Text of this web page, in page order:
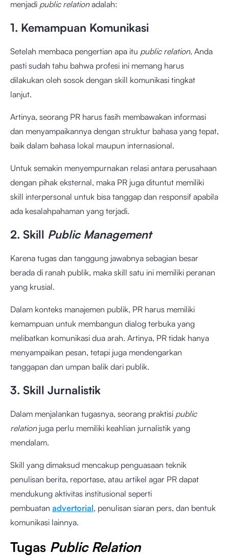
menjadi public relationadalah:
1. Kemampuan Komunikasi
Setelah membaca pengertian apa itu public relation, Anda
pasti sudah tahu bahwa profesi ini memang harus
dilakukan oleh sosok dengan skill komunikasi tingkat
lanjut.
Artinya, seorang PR harus fasih membawakan informasi
dan menyampaikannya dengan struktur bahasa yang tepat,
baik dalam bahasa lokal maupun internasional.
Untuk semakin menyempurnakan relasi antara perusahaan
dengan pihak eksternal, maka PR juga dituntut memiliki
skill interpersonal untuk bisa tanggap dan responsif apabila
ada kesalahpahaman yang terjadi.
2. Skill Public Management
Karena tugas dan tanggung jawabnya sebagian besar
berada di ranah publik, maka skill satu ini memiliki peranan
yang krusial.
Dalam konteks manajemen publik, PR harus memiliki
kemampuan untuk membangun dialog terbuka yang
melibatkan komunikasi dua arah. Artinya, PR tidak hanya
menyampaikan pesan, tetapi juga mendengarkan
tanggapan dan umpan balik dari publik.
3. Skill Jurnalistik
Dalam menjalankan tugasnya, seorang praktisi public
relation juga perlu memiliki keahlian jurnalistik yang
mendalam.
Skill yang dimaksud mencakup penguasaan teknik
penulisan berita, reportase, atau artikel agar PR dapat
mendukung aktivitas institusional seperti
pembuatan advertorial, penulisan siaran pers, dan bentuk
komunikasi lainnya.
Tugas Public Relation